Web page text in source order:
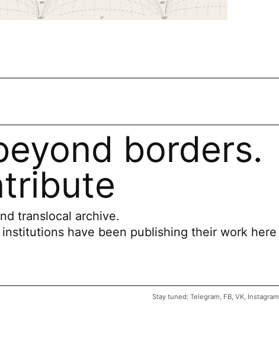
borders.
translocal archive.
have been publishing their work here
Stay tuned: Telegram, FB, VK, Instagram